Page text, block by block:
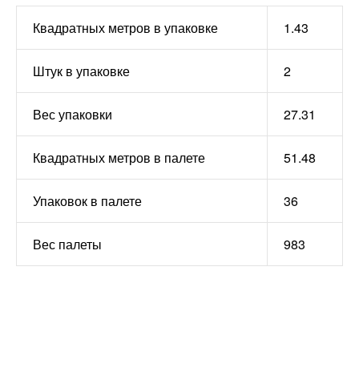
Квадратных метров в упаковке 1.43
Штук в упаковке 2
Вес упаковки 27.31
Квадратных метров в палете 51.48
Упаковок в палете 36
Вес палеты 983